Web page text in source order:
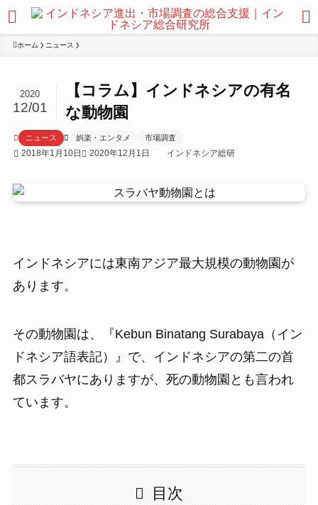
ホーム ニュース
【コラム】インドネシアの有名
な動物園
2020
12/01
ニュース 娯楽・エンタメ 市場調査
2018年1月10日 2020年12月1日 インドネシア総研
インドネシアには東南アジア最大規模の動物園が
あります。
その動物園は、『Kebun Binatang Surabaya（イン
ドネシア語表記）』で、インドネシアの第二の首
都スラバヤにありますが、死の動物園とも言われ
ています。
目次